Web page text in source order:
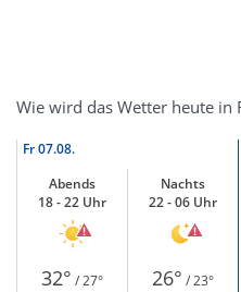
Wie wird das Wetter heute in
Fr07.08.
Abends
18 - 22 Uhr
Nachts
22 - 06 Uhr
32° / 27° 26° / 23°